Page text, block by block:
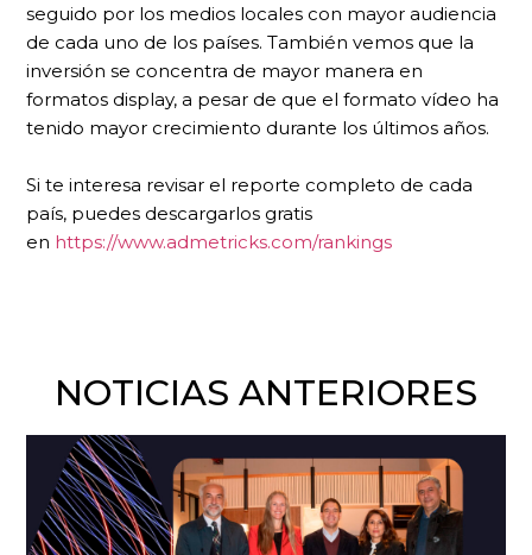
seguido por los medios locales con mayor audiencia
de cada uno de los países. También vemos que la
inversión se concentra de mayor manera en
formatos display, a pesar de que el formato vídeo ha
tenido mayor crecimiento durante los últimos años.
Si te interesa revisar el reporte completo de cada
país, puedes descargarlos gratis
en https://www.admetricks.com/rankings
NOTICIAS ANTERIORES